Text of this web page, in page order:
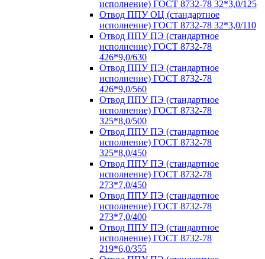
исполнение) ГОСТ 8732-78 32*3,0/125
Отвод ППУ ОЦ (стандартное
исполнение) ГОСТ 8732-78 32*3,0/110
Отвод ППУ ПЭ (стандартное
исполнение) ГОСТ 8732-78
426*9,0/630
Отвод ППУ ПЭ (стандартное
исполнение) ГОСТ 8732-78
426*9,0/560
Отвод ППУ ПЭ (стандартное
исполнение) ГОСТ 8732-78
325*8,0/500
Отвод ППУ ПЭ (стандартное
исполнение) ГОСТ 8732-78
325*8,0/450
Отвод ППУ ПЭ (стандартное
исполнение) ГОСТ 8732-78
273*7,0/450
Отвод ППУ ПЭ (стандартное
исполнение) ГОСТ 8732-78
273*7,0/400
Отвод ППУ ПЭ (стандартное
исполнение) ГОСТ 8732-78
219*6,0/355